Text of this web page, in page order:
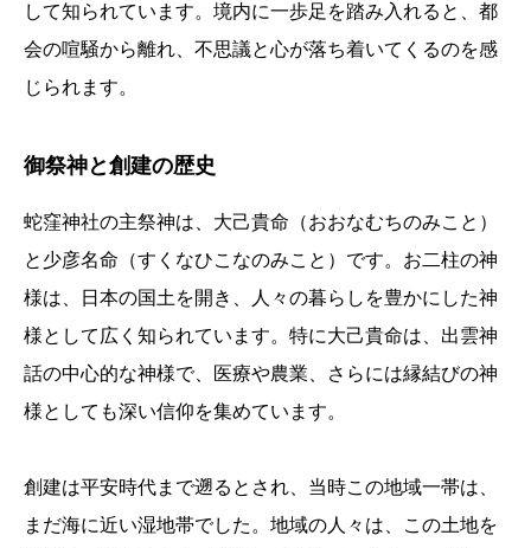
して知られています。境内に一歩足を踏み入れると、都
会の喧騒から離れ、不思議と心が落ち着いてくるのを感
じられます。
御祭神と創建の歴史
蛇窪神社の主祭神は、大己貴命（おおなむちのみこと）
と少彦名命（すくなひこなのみこと）です。お二柱の神
様は、日本の国土を開き、人々の暮らしを豊かにした神
様として広く知られています。特に大己貴命は、出雲神
話の中心的な神様で、医療や農業、さらには縁結びの神
様としても深い信仰を集めています。
創建は平安時代まで遡るとされ、当時この地域一帯は、
まだ海に近い湿地帯でした。地域の人々は、この土地を